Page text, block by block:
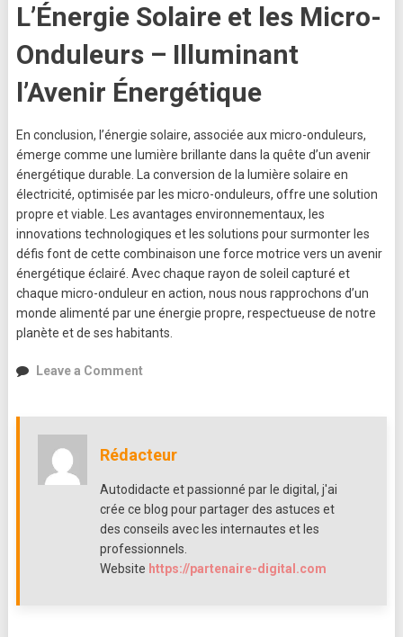
L’Énergie Solaire et les Micro-
Onduleurs – Illuminant
l’Avenir Énergétique
En conclusion, l’énergie solaire, associée aux micro-onduleurs,
émerge comme une lumière brillante dans la quête d’un avenir
énergétique durable. La conversion de la lumière solaire en
électricité, optimisée par les micro-onduleurs, offre une solution
propre et viable. Les avantages environnementaux, les
innovations technologiques et les solutions pour surmonter les
défis font de cette combinaison une force motrice vers un avenir
énergétique éclairé. Avec chaque rayon de soleil capturé et
chaque micro-onduleur en action, nous nous rapprochons d’un
monde alimenté par une énergie propre, respectueuse de notre
planète et de ses habitants.
Leave a Commenton
les
Onduleurs
:
L’Alliance
Lumineuse
vers
Rédacteur
Autodidacte et passionné par le digital, j'ai
crée ce blog pour partager des astuces et
des conseils avec les internautes et les
professionnels.
Website https://partenaire-digital.com